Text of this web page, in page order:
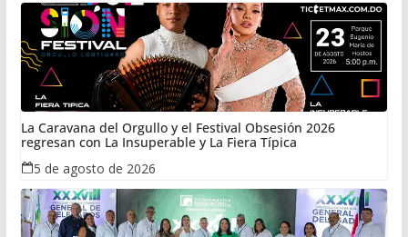
La Caravana del Orgullo y el Festival Obsesión 2026
regresan con La Insuperable y La Fiera Típica
5 de agosto de 2026